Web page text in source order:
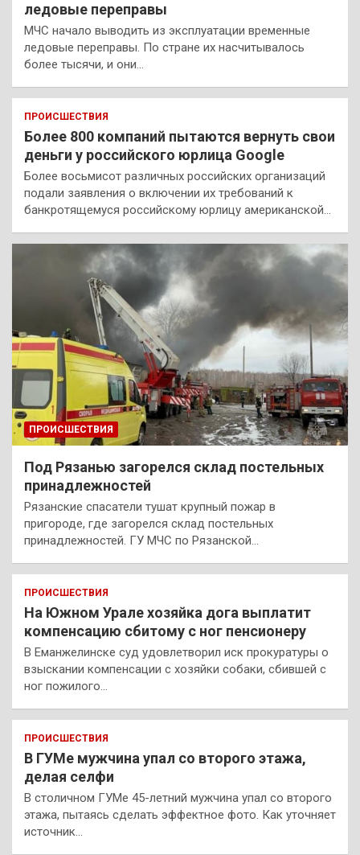
ледовые переправы
МЧС начало выводить из эксплуатации временные
ледовые переправы. По стране их насчитывалось
более тысячи, и они…
ПРОИСШЕСТВИЯ
Более 800 компаний пытаются вернуть свои
деньги у российского юрлица Google
Более восьмисот различных российских организаций
подали заявления о включении их требований к
банкротящемуся российскому юрлицу американской…
ПРОИСШЕСТВИЯ
Под Рязанью загорелся склад постельных
принадлежностей
Рязанские спасатели тушат крупный пожар в
пригороде, где загорелся склад постельных
принадлежностей. ГУ МЧС по Рязанской…
ПРОИСШЕСТВИЯ
На Южном Урале хозяйка дога выплатит
компенсацию сбитому с ног пенсионеру
В Еманжелинске суд удовлетворил иск прокуратуры о
взыскании компенсации с хозяйки собаки, сбившей с
ног пожилого…
ПРОИСШЕСТВИЯ
В ГУМе мужчина упал со второго этажа,
делая селфи
В столичном ГУМе 45-летний мужчина упал со второго
этажа, пытаясь сделать эффектное фото. Как уточняет
источник…